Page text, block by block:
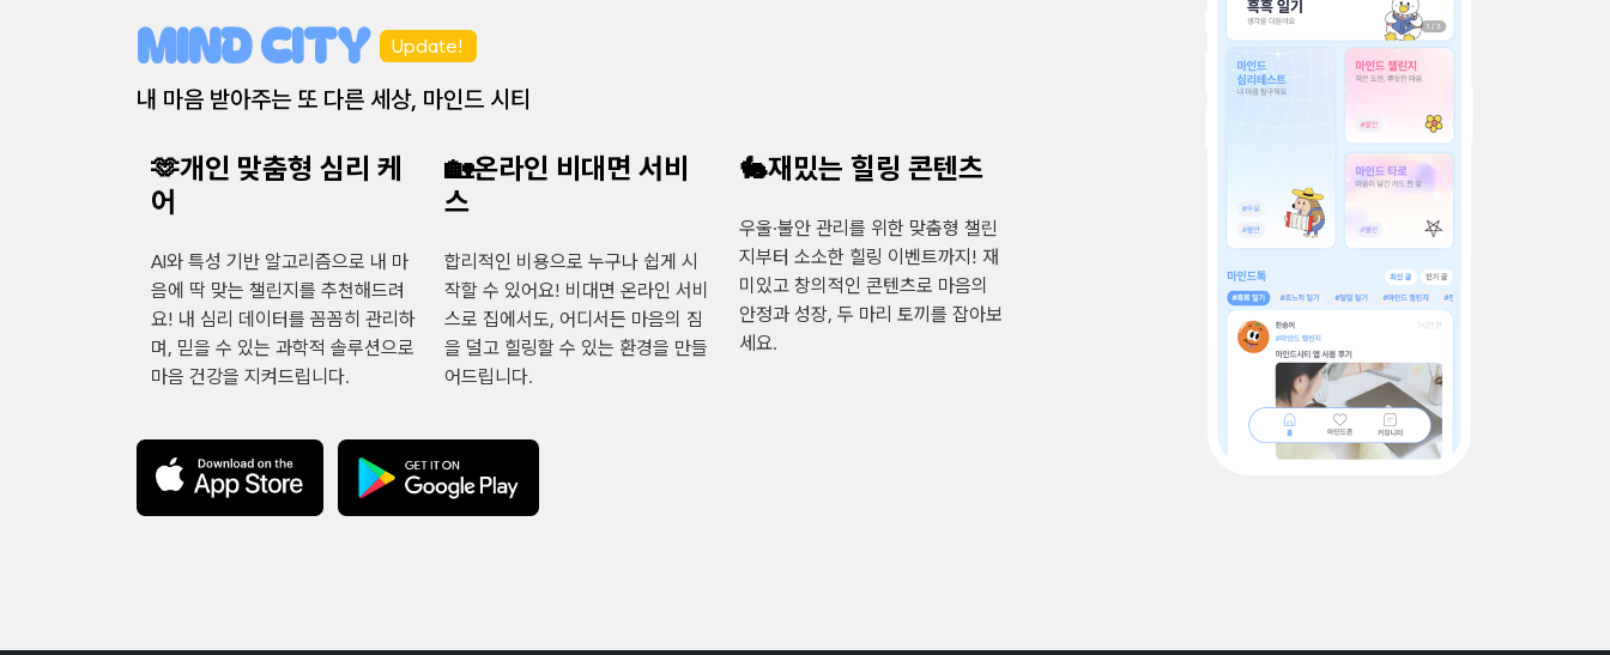
MIND CITY Update!
내 마음 받아주는 또 다른 세상, 마인드 시티
🫶개인 맞춤형 심리 케
어
AI와 특성 기반 알고리즘으로 내 마
음에 딱 맞는 챌린지를 추천해드려
요! 내 심리 데이터를 꼼꼼히 관리하
며, 믿을 수 있는 과학적 솔루션으로
마음 건강을 지켜드립니다.
🏡온라인 비대면 서비
스
합리적인 비용으로 누구나 쉽게 시
작할 수 있어요! 비대면 온라인 서비
스로 집에서도, 어디서든 마음의 짐
을 덜고 힐링할 수 있는 환경을 만들
어드립니다.
🐇재밌는 힐링 콘텐츠
우울·불안 관리를 위한 맞춤형 챌린
지부터 소소한 힐링 이벤트까지! 재
미있고 창의적인 콘텐츠로 마음의
안정과 성장, 두 마리 토끼를 잡아보
세요.